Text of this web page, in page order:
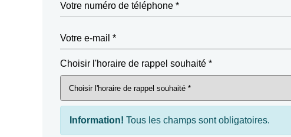
Votre numéro de téléphone *
Votre e-mail *
Choisir l'horaire de rappel souhaité *
Information! Tous les champs sont obligatoires.